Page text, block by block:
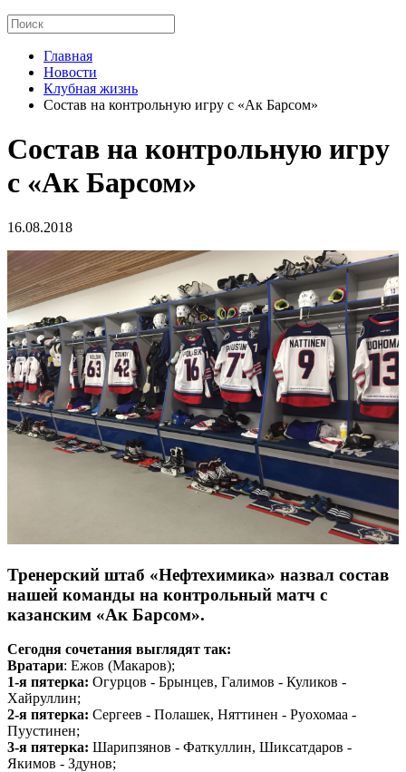
Главная
Новости
Клубная жизнь
Состав на контрольную игру с «Ак Барсом»
Состав на контрольную игру
с «Ак Барсом»
16.08.2018
Тренерский штаб «Нефтехимика» назвал состав
нашей команды на контрольный матч с
казанским «Ак Барсом».
Сегодня сочетания выглядят так:
Вратари: Ежов (Макаров);
1-я пятерка: Огурцов - Брынцев, Галимов - Куликов -
Хайруллин;
2-я пятерка: Сергеев - Полашек, Няттинен - Руохомаа -
Пуустинен;
3-я пятерка: Шарипзянов - Фаткуллин, Шиксатдаров -
Якимов - Здунов;